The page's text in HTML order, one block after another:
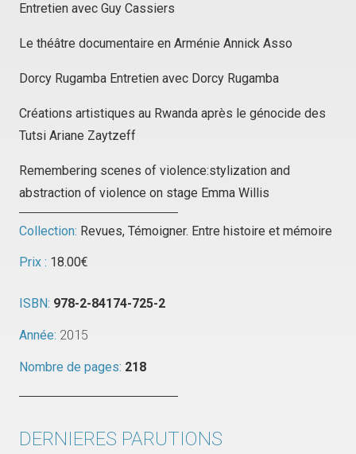
Entretien avec Guy Cassiers
Le théâtre documentaire en Arménie Annick Asso
Dorcy Rugamba Entretien avec Dorcy Rugamba
Créations artistiques au Rwanda après le génocide des
Tutsi Ariane Zaytzeff
Remembering scenes of violence:stylization and
abstraction of violence on stage Emma Willis
Collection: Revues, Témoigner. Entre histoire et mémoire
Prix : 18.00€
ISBN: 978-2-84174-725-2
Année: 2015
Nombre de pages: 218
DERNIERES PARUTIONS